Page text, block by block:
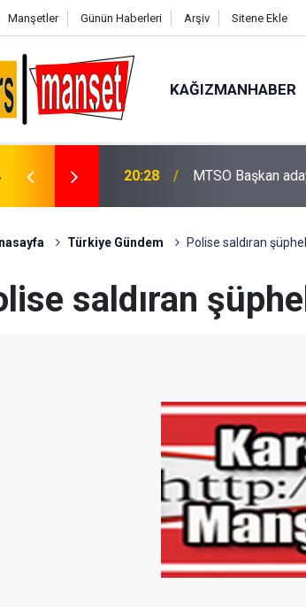
Manşetler Günün Haberleri Arşiv Sitene Ekle
KAĞIZMANHABER
20:28 MTSO Başkan
Türkiye Gündem Polise saldıran
saldıran